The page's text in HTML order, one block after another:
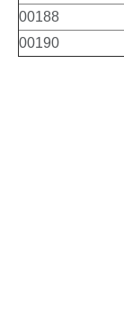
00188
00190